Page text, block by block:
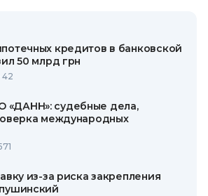
кредитов в банковской
50 млрд грн
42
«ДАНН»: судебные дела,
международных
из-за риска закрепления